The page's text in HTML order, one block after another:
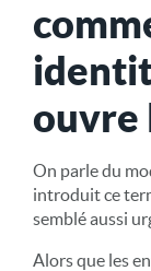
ouvre
On parle du
introduit ce
semblé aussi
Alors que les